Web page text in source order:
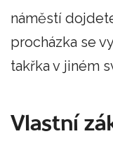
náměstí
procházka se
takřka v jiném
Vlastní